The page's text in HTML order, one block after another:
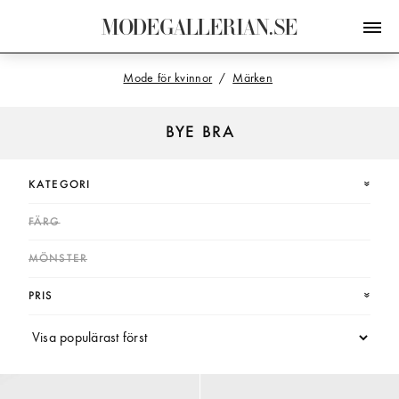
MODEGALLERIAN.SE
BYE BRA
Mode för kvinnor Märken
KATEGORI
FÄRG
MÖNSTER
PRIS